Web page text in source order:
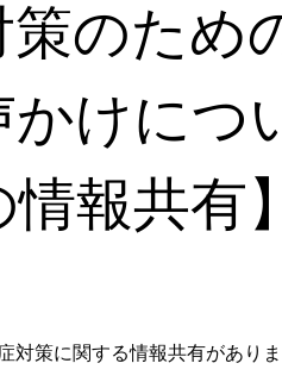
策のため
かけにつ
報共有】
対策に関する情報共有がありま